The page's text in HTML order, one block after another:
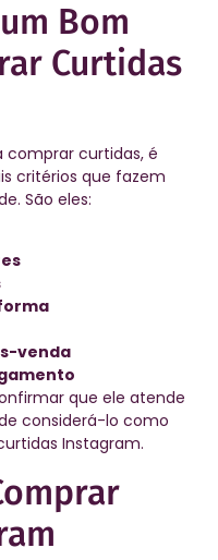
Bom
Curtidas
comprar curtidas, é
critérios que fazem
São eles:
venda
que ele atende
considerá-lo como
Instagram.